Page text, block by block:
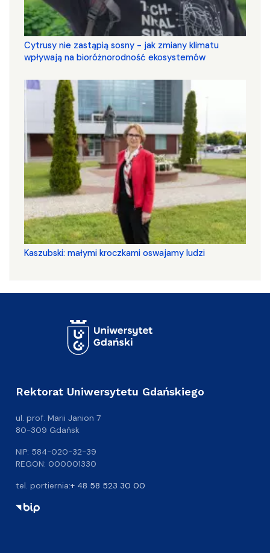
Cytrusy nie zastąpią sosny - jak zmiany klimatu
wpływają na bioróżnorodność ekosystemów
Kaszubski: małymi kroczkami oswajamy ludzi
Rektorat Uniwersytetu Gdańskiego
ul. prof. Marii Janion 7
80-309 Gdańsk
NIP: 584-020-32-39
REGON: 000001330
tel. portiernia:+ 48 58 523 30 00